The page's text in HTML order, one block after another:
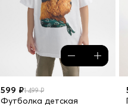
599 ₽1 499 ₽
Футболка детская